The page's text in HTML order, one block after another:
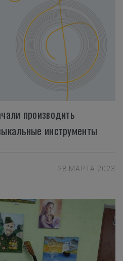
производить
инструменты
28 МАРТА 2023